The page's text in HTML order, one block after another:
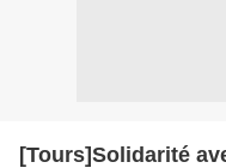
[Tours]Solidarité